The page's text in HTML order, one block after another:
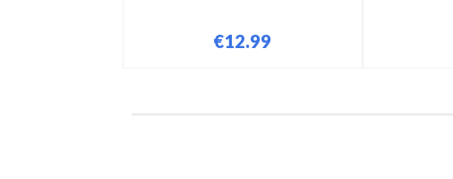
€12.99